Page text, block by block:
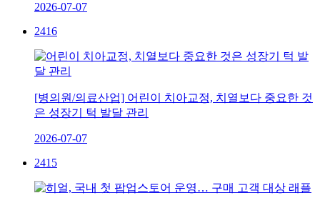
2026-07-07
2416
[병의원/의료산업] 어린이 치아교정, 치열보다 중요한 것
은 성장기 턱 발달 관리
2026-07-07
2415